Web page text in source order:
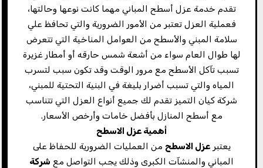
تقدم خدمة عزل أسطح المباني مهما كانت نوعها وحالتها،
فعملية العزل تعتبر من الأمور الضرورية والتي تحافظ علي
سلامة المبني والأسطح من العوامل المناخية التي تتعرض
لها طوال العام سواء من أشعة شمس حارقه أو أمطار غزيرة
تسبب تآكل الأسطح مع مرور الوقت وقد تكون سبب لتسرب
المياه والتي تسبب أضرار بليغة في البنية التحتية للمبني،
شركة كيان التميز تقدم لك جميع أنواع العزل التي تتناسب
مع أسطح المنازل بأفضل خامات وأرخص الأسعار.
أهمية عزل الاسطح
يعتبرعزل الاسطح من العمليات الضرورية للحفاظ على
المباني والمنشآت الكبرى وذلك يجب التواصل مع شركة